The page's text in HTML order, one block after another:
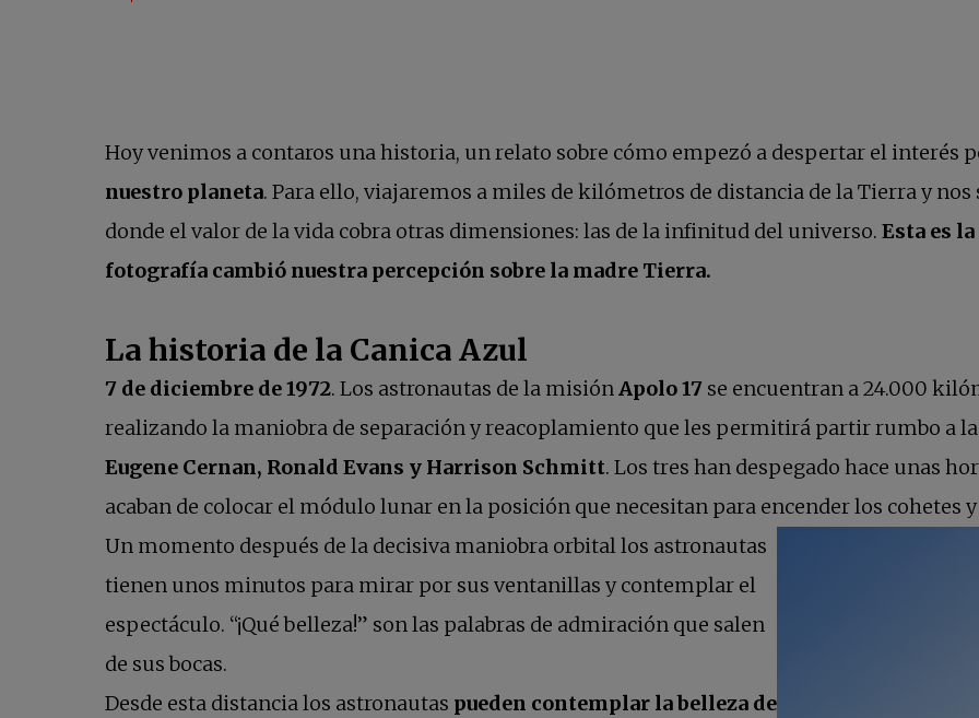
Hoy venimos a contaros una historia, un relato sobre cómo empezó a despertar el interés
nuestro planeta. Para ello, viajaremos a miles de kilómetros de distancia de la Tierra y
donde el valor de la vida cobra otras dimensiones: las de la infinitud del universo. Esta es
fotografía cambió nuestra percepción sobre la madre Tierra.
La historia de la Canica Azul
7 de diciembre de 1972. Los astronautas de la misiónApolo 17 se encuentran a 24.000
realizando la maniobra de separación y reacoplamiento que les permitirá partir rumbo a la
Eugene Cernan, Ronald Evans y Harrison Schmitt. Los tres han despegado hace unas
acaban de colocar el módulo lunar en la posición que necesitan para encender los cohetes
Un momento después de la decisiva maniobra orbital los astronautas
tienen unos minutos para mirar por sus ventanillas y contemplar el
espectáculo. “¡Qué belleza!” son las palabras de admiración que salen
de sus bocas.
Desde esta distancia los astronautas pueden contemplar la belleza de